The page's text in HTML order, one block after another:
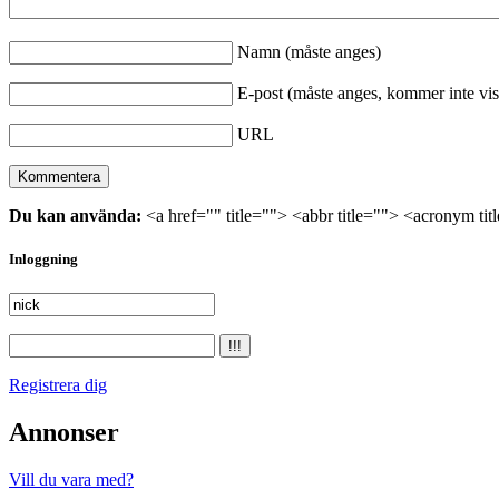
Namn (måste anges)
E-post (måste anges, kommer inte
URL
Du kan använda: <a href="" title=""> <abbr title=""> <acronym
Inloggning
Registrera dig
Annonser
Vill du vara med?